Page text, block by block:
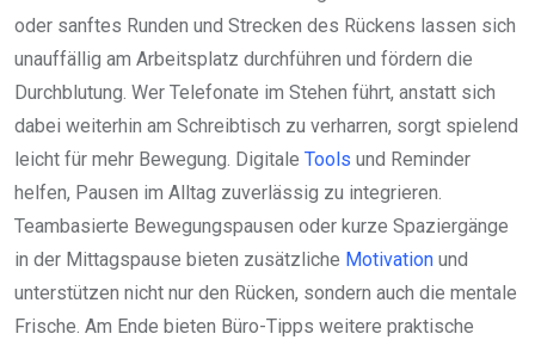
oder sanftes Runden und Strecken des Rückens lassen sich
unauffällig am Arbeitsplatz durchführen und fördern die
Durchblutung. Wer Telefonate im Stehen führt, anstatt sich
dabei weiterhin am Schreibtisch zu verharren, sorgt spielend
leicht für mehr Bewegung. Digitale Tools und Reminder
helfen, Pausen im Alltag zuverlässig zu integrieren.
Teambasierte Bewegungspausen oder kurze Spaziergänge
in der Mittagspause bieten zusätzliche Motivation und
unterstützen nicht nur den Rücken, sondern auch die mentale
Frische. Am Ende bieten Büro-Tipps weitere praktische